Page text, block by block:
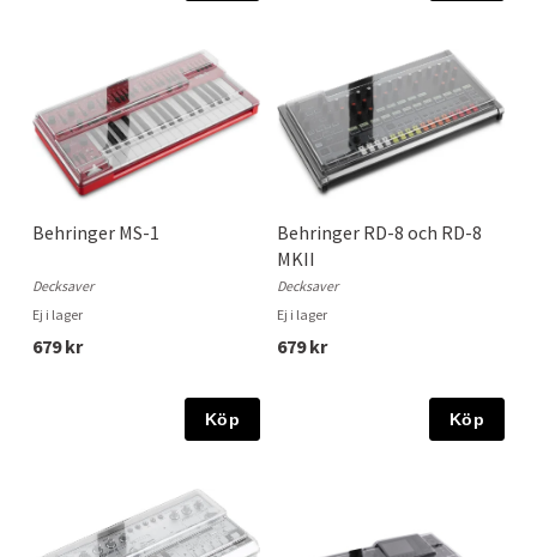
Behringer MS-1
Decksaver
Ej i lager
679 kr
Köp
Behringer RD-8 och RD-8
MKII
Decksaver
Ej i lager
679 kr
Köp